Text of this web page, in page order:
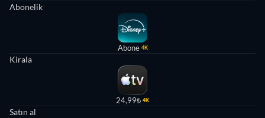
Abonelik
Abone 4K
Kirala
24,99₺ 4K
Satın al